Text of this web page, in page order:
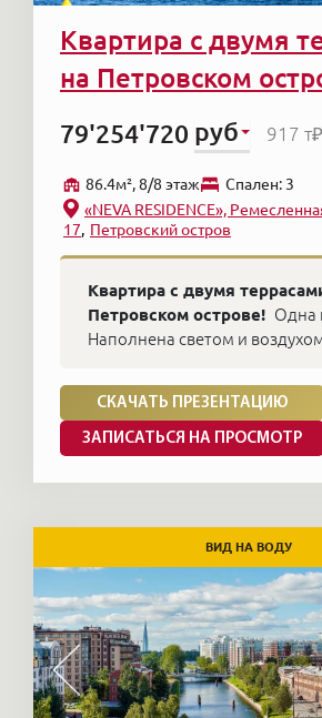
Квартира с двумя
на Петровском
79'254'720 руб 917 т₽
86.4м², 8/8 этаж
Cпален: 3
«NEVA RESIDENCE»,
17
Петровский остров
Квартира с двумя
Петровском острове! Одна
Наполнена светом и
СКАЧАТЬ ПРЕЗЕНТАЦИЮ
ЗАПИСАТЬСЯ НА ПРОСМОТР
ВИД НА ВОДУ